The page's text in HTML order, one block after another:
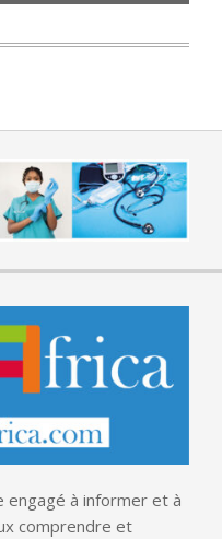
engagé à informer et à
comprendre et